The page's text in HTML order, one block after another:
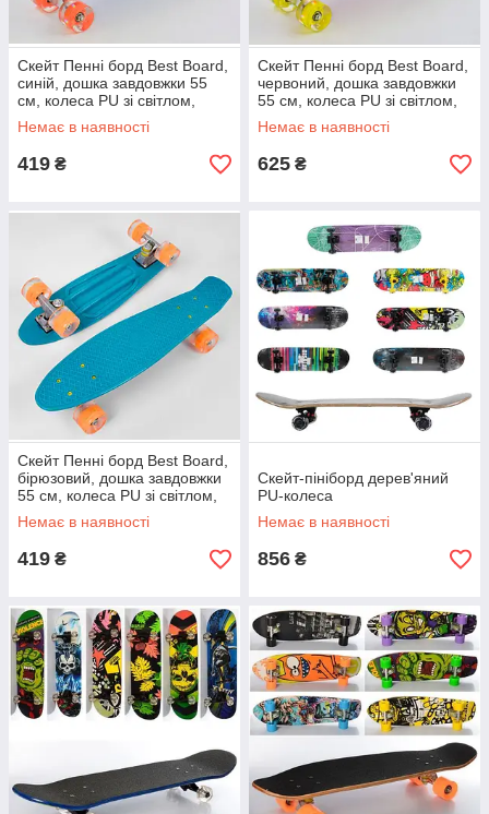
Скейт Пенні борд Best Board,
синій, дошка завдовжки 55
см, колеса PU зі світлом,
діаметр 6 см
Немає в наявності
419 ₴
Скейт Пенні борд Best Board,
червоний, дошка завдовжки
55 см, колеса PU зі світлом,
діаметр 6 см
Немає в наявності
625 ₴
Скейт Пенні борд Best Board,
бірюзовий, дошка завдовжки
55 см, колеса PU зі світлом,
діаметр 6 см
Немає в наявності
419 ₴
Скейт-пініборд дерев'яний
PU-колеса
Немає в наявності
856 ₴